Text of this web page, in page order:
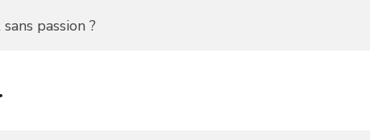
passion ?